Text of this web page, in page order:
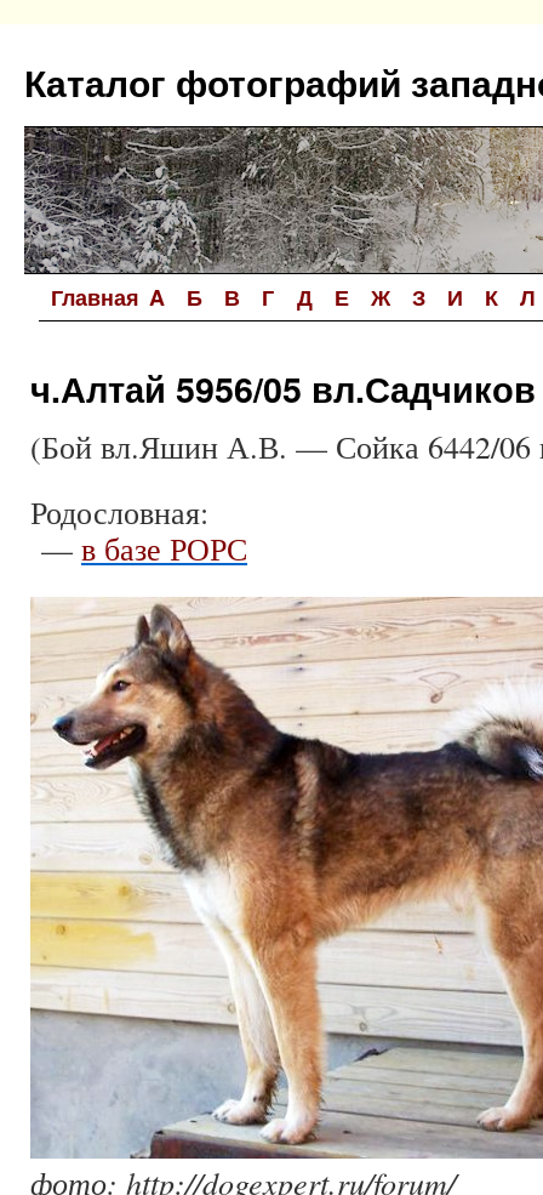
содержимому
Каталог фотографий
Главная A Б В Г Д Е Ж З И К Л
ч.Алтай 5956/05
(Бой вл.Яшин А.В. — Сойка 6442/06
Родословная:
— в базе РОРС
фото: http://dogexpert.ru/forum/